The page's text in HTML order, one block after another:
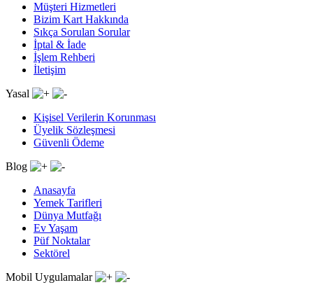
Müşteri Hizmetleri
Bizim Kart Hakkında
Sıkça Sorulan Sorular
İptal & İade
İşlem Rehberi
İletişim
Yasal
Kişisel Verilerin Korunması
Üyelik Sözleşmesi
Güvenli Ödeme
Blog
Anasayfa
Yemek Tarifleri
Dünya Mutfağı
Ev Yaşam
Püf Noktalar
Sektörel
Mobil Uygulamalar